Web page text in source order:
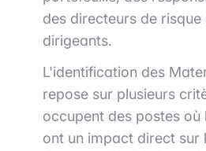
des directeurs de risque
dirigeants.
L'identification des
repose sur plusieurs
occupent des postes où
ont un impact direct sur